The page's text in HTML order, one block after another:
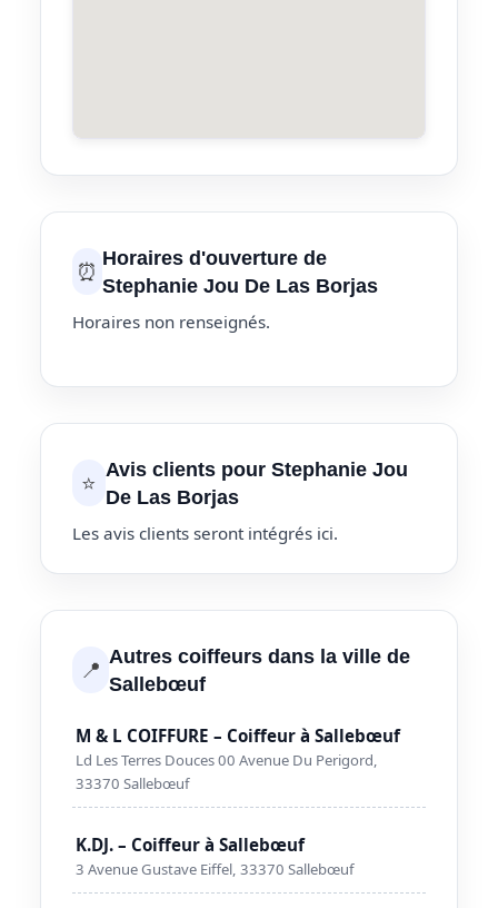
⏰ Horaires d'ouverture de
Stephanie Jou De Las Borjas
Horaires non renseignés.
⭐ Avis clients pour Stephanie Jou
De Las Borjas
Les avis clients seront intégrés ici.
📍 Autres coiffeurs dans la ville de
Sallebœuf
M & L COIFFURE – Coiffeur à Sallebœuf
Ld Les Terres Douces 00 Avenue Du Perigord,
33370 Sallebœuf
K.DJ. – Coiffeur à Sallebœuf
3 Avenue Gustave Eiffel, 33370 Sallebœuf